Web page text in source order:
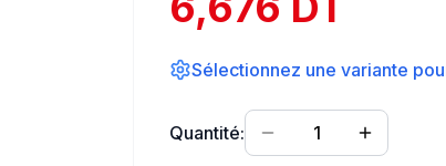
Sélectionnez une variante
Quantité: 1